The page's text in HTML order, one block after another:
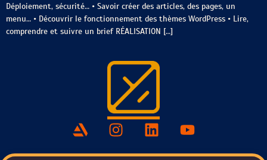
Déploiement, sécurité… • Savoir créer des articles, des pages, un
menu… • Découvrir le fonctionnement des thèmes WordPress • Lire,
comprendre et suivre un brief RÉALISATION […]